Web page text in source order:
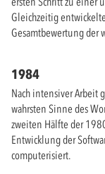
Gleichzeitig
Gesamtbewertung der
1984
Nach intensiver Arbeit
wahrsten Sinne des
zweiten Hälfte der
Entwicklung der
computerisiert.